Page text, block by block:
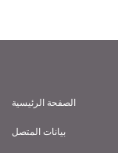
الصفحة الرئيسية
بيانات المتصل